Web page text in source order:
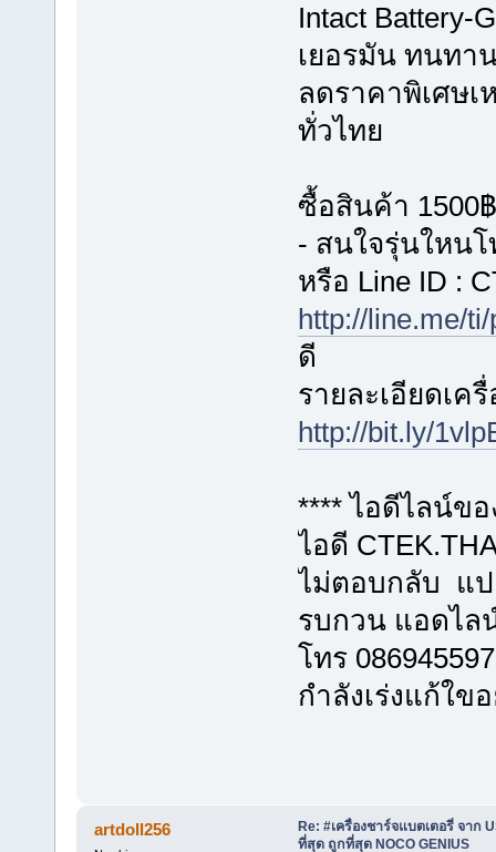
Intact Battery-
เยอรมัน ทนท
ลดราคาพิเศษเ
ทั่วไทย
ซื้อสินค้า 1500
- สนใจรุ่นใหนโ
หรือ Line ID :
http://line.me/
ดี
รายละเอียดเค
http://bit.ly/
**** ไอดีไลน์ข
ไอดี
ไม่ตอบกลับ แป
รบกวน แอดไล
โทร
กำลังเร่งแก้ใข
artdoll256
Re: #เครื่องชาร์จแบตเตอรี่ จาก
ที่สุด ถูกที่สุด NOCO GENIUS